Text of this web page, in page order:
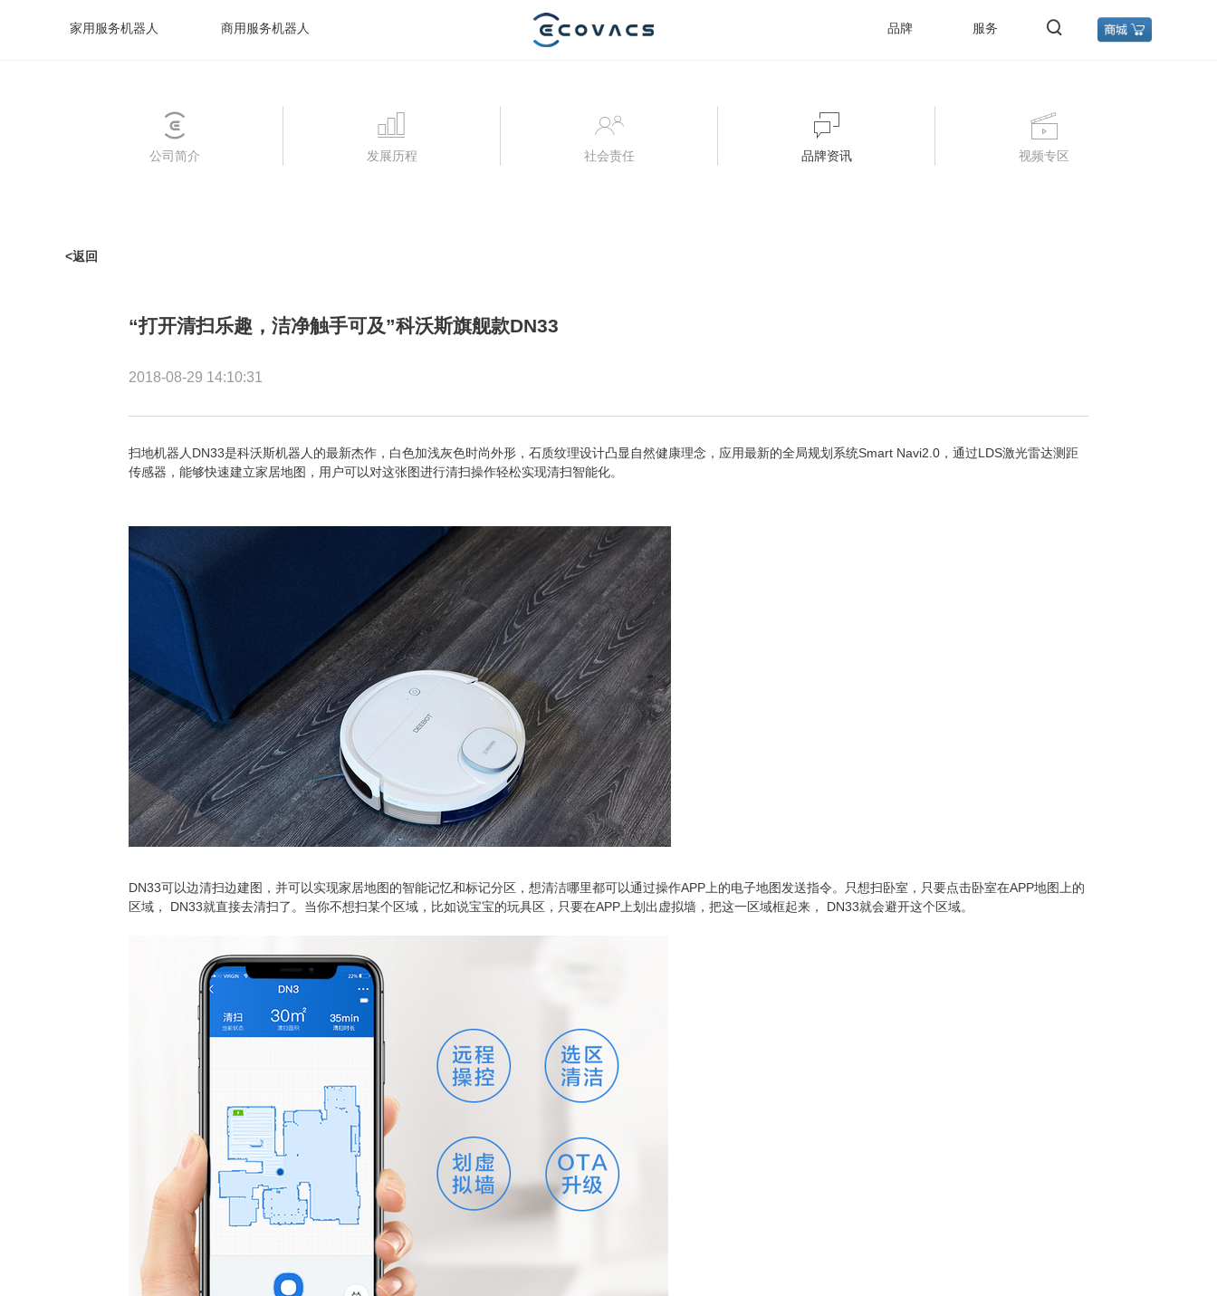
家用服务机器人 商用服务机器人 品牌 服务
公司简介 发展历程 社会责任 品牌资讯 视频专区
<返回
“打开清扫乐趣，洁净触手可及”科沃斯旗舰款DN33
2018-08-29 14:10:31
扫地机器人DN33是科沃斯机器人的最新杰作，白色加浅灰色时尚外形，石质纹理设计凸显自然健康理念，应用最新的全局规划系统Smart Navi2.0，通过LDS激光雷达测距
传感器，能够快速建立家居地图，用户可以对这张图进行清扫操作轻松实现清扫智能化。
DN33可以边清扫边建图，并可以实现家居地图的智能记忆和标记分区，想清洁哪里都可以通过操作APP上的电子地图发送指令。只想扫卧室，只要点击卧室在APP地图上的
区域， DN33就直接去清扫了。当你不想扫某个区域，比如说宝宝的玩具区，只要在APP上划出虚拟墙，把这一区域框起来， DN33就会避开这个区域。